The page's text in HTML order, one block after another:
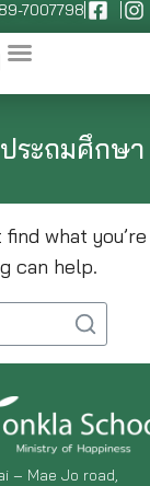
7007798
ประถมศึกษา
what
can help.
– Mae Jo road,